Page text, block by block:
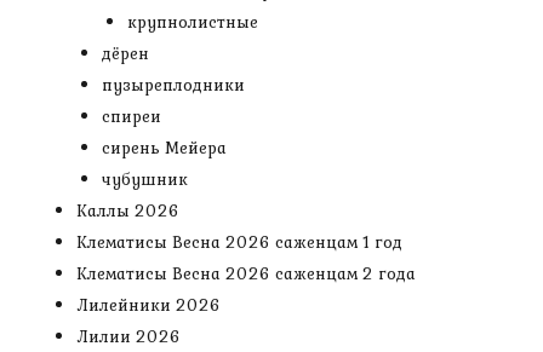
крупнолистные
дёрен
пузыреплодники
спиреи
сирень Мейера
чубушник
Каллы 2026
Клематисы Весна 2026 саженцам 1 год
Клематисы Весна 2026 саженцам 2 года
Лилейники 2026
Лилии 2026